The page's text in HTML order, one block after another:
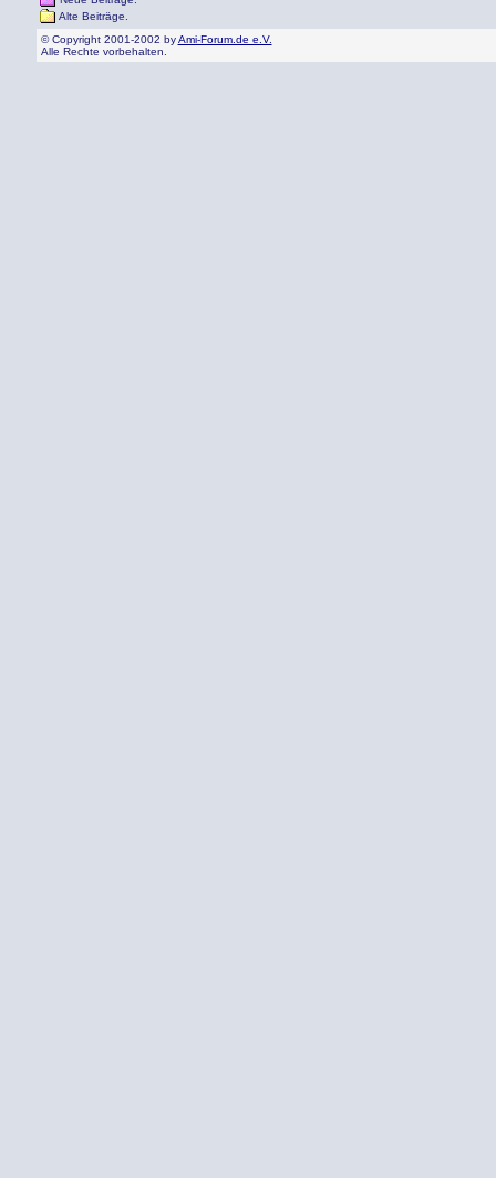
Alte Beiträge.
© Copyright 2001-2002 byAmi-Forum.de e.V.
Alle Rechte vorbehalten.